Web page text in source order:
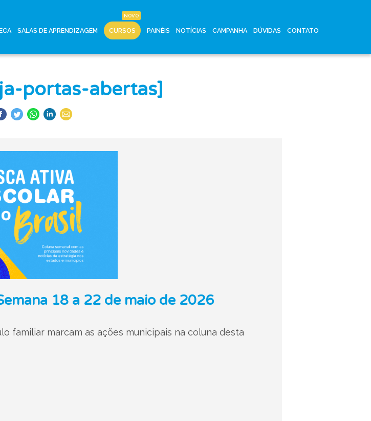
SALAS DE APRENDIZAGEM CURSOS PAINÉIS NOTÍCIAS CAMPANHA DÚVIDAS CONTATO
portas-abertas]
18 a 22 de maio de 2026
familiar marcam as ações municipais na coluna desta